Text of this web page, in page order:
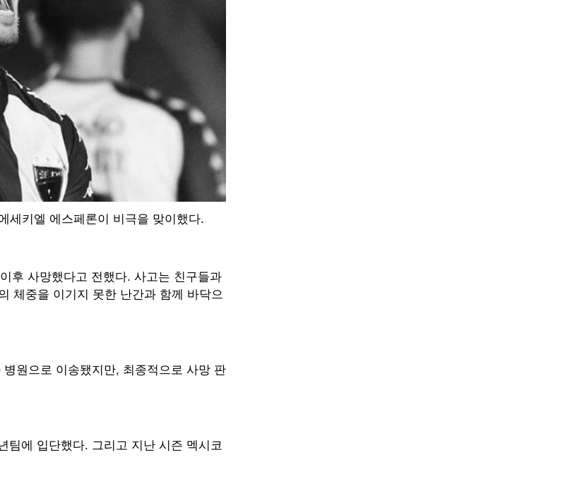
세키엘 에스페론이 비극을 맞이했다.
후 사망했다고 전했다. 사고는 친구들과
체중을 이기지 못한 난간과 함께 바닥으
원으로 이송됐지만, 최종적으로 사망 판
팀에 입단했다. 그리고 지난 시즌 멕시코